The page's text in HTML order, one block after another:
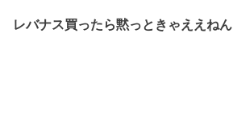
レバナス買ったら黙っときゃええねん